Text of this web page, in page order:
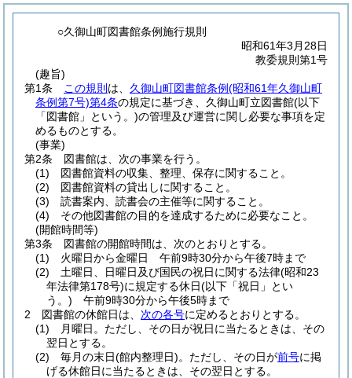
○久御山町図書館条例施行規則
昭和61年3月28日
教委規則第1号
(趣旨)
第1条
この規則 は、 久御山町図書館条例(昭和61年久御山町
条例第7号)第4条の規定に基づき、久御山町立図書館(以下
「図書館」という。)の管理及び運営に関し必要な事項を定
めるものとする。
(事業)
第2条
図書館は、次の事業を行う。
(1)
図書館資料の収集、整理、保存に関すること。
(2)
図書館資料の貸出しに関すること。
(3)
読書案内、読書会の主催等に関すること。
(4)
その他図書館の目的を達成するために必要なこと。
(開館時間等)
第3条
図書館の開館時間は、次のとおりとする。
(1)
火曜日から金曜日 午前9時30分から午後7時まで
(2)
土曜日、日曜日及び国民の祝日に関する法律(昭和23
年法律第178号)に規定する休日(以下「祝日」とい
う。) 午前9時30分から午後5時まで
2
図書館の休館日は、 次の各号に定めるとおりとする。
(1)
月曜日。 ただし、その日が祝日に当たるときは、その
翌日とする。
(2)
毎月の末日(館内整理日)。 ただし、その日が前号に掲
げる休館日に当たるときは、その翌日とする。